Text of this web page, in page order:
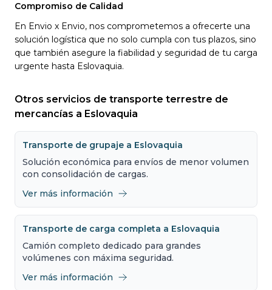
Compromiso de Calidad
En Envio x Envio, nos comprometemos a ofrecerte una
solución logística que no solo cumpla con tus plazos, sino
que también asegure la fiabilidad y seguridad de tu carga
urgente hasta Eslovaquia.
Otros servicios de transporte terrestre de
mercancías a Eslovaquia
Transporte de grupaje a Eslovaquia
Solución económica para envíos de menor volumen
con consolidación de cargas.
Ver más información
Transporte de carga completa a Eslovaquia
Camión completo dedicado para grandes
volúmenes con máxima seguridad.
Ver más información